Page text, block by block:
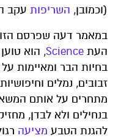
(וכמובן, השריפות עקב
במאמר דעה שפרסם
העת Science, הוא
בחיות הבר ומאיימות
זבובים, נמלים
מתחרים על אותם
בנחילים ולא לבדן,
להגנת הטבע מציעה